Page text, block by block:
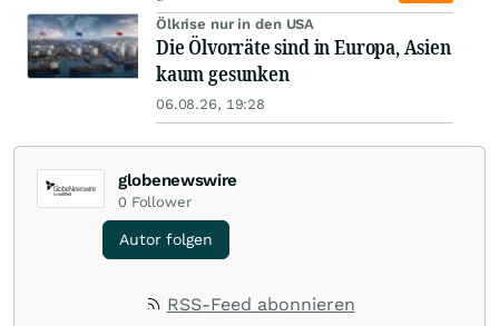
Ölkrise nur in den USA
Die Ölvorräte sind in Europa, Asien
kaum gesunken
06.08.26, 19:28
globenewswire
0 Follower
Autor folgen
RSS-Feed abonnieren